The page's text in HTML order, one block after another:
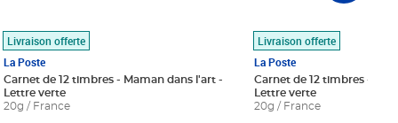
Livraison offerte
La Poste
Carnet de 12 timbres - Maman dans l'art -
Lettre verte
20g / France
Livraison offerte
La Poste
Carnet de 12 timbres - Le
Lettre verte
20g / France